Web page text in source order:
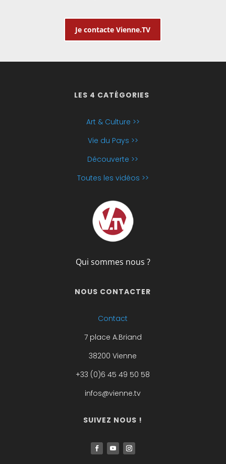
Je contacte Vienne.TV
LES 4 CATÉGORIES
Art & Culture >>
Vie du Pays >>
Découverte >>
Toutes les vidéos >>
Qui sommes nous ?
NOUS CONTACTER
Contact
7 place A.Briand
38200 Vienne
+33 (0)6 45 49 50 58
infos@vienne.tv
SUIVEZ NOUS !